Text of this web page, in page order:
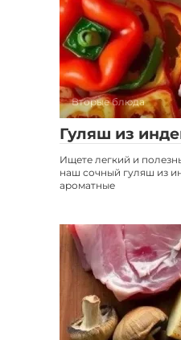
Вторые блюда
Гуляш из
Ищете легкий и
наш сочный гуляш из
ароматные